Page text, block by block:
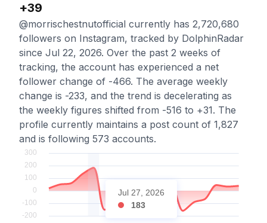
+39
@morrischestnutofficial currently has 2,720,680
followers on Instagram, tracked by DolphinRadar
since Jul 22, 2026. Over the past 2 weeks of
tracking, the account has experienced a net
follower change of -466. The average weekly
change is -233, and the trend is decelerating as
the weekly figures shifted from -516 to +31. The
profile currently maintains a post count of 1,827
and is following 573 accounts.
Jul 27, 2026
183